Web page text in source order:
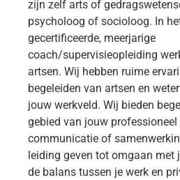
zijn zelf arts of
psycholoog of socioloog. In
gecertificeerde, meerjarige
coach/supervisieopleiding
artsen. Wij hebben ruime
begeleiden van artsen en
jouw werkveld. Wij bieden
gebied van jouw
communicatie of
leiding geven tot omgaan met
de balans tussen je werk en